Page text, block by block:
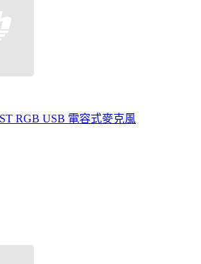
RGB USB 電容式麥克風